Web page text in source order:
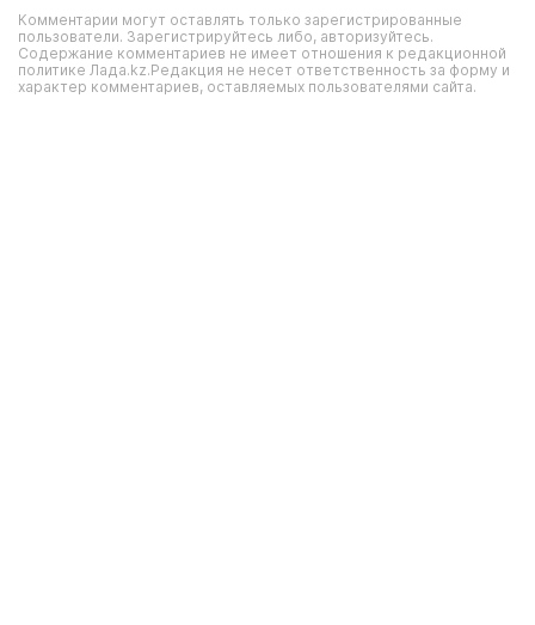
Комментарии могут оставлять только зарегистрированные
пользователи. Зарегистрируйтесь либо, авторизуйтесь.
Содержание комментариев не имеет отношения к редакционной
политике Лада.kz.Редакция не несет ответственность за форму и
характер комментариев, оставляемых пользователями сайта.